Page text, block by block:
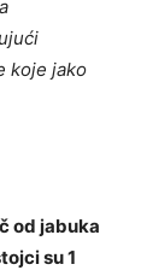
koje jako
od jabuka
su 1